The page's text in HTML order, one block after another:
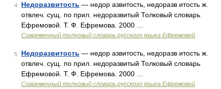
4 Недоразвитость — недор азвитость, недоразв итость ж.
отвлеч. сущ. по прил. недоразвитый Толковый словарь
Ефремовой. Т. Ф. Ефремова. 2000 …
Современный толковый словарь русского языка Ефремовой
5 Недоразвитость — недор азвитость, недоразв итость ж.
отвлеч. сущ. по прил. недоразвитый Толковый словарь
Ефремовой. Т. Ф. Ефремова. 2000 …
Современный толковый словарь русского языка Ефремовой